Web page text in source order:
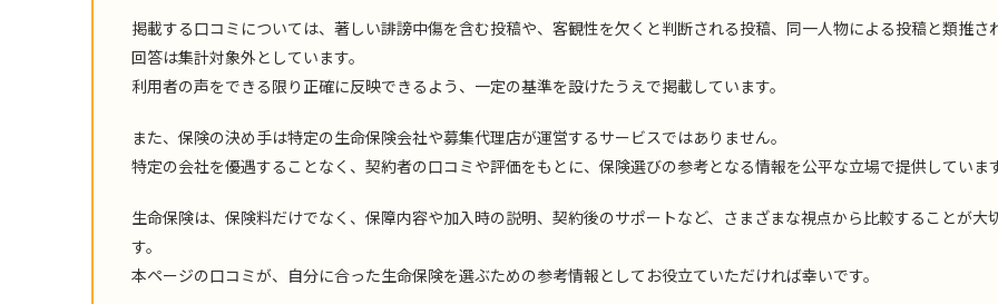
掲載する口コミについては、著しい誹謗中傷を含む投稿や、客観性を欠くと判断される投稿、同一人物による投稿と類推さ
回答は集計対象外としています。
利用者の声をできる限り正確に反映できるよう、一定の基準を設けたうえで掲載しています。
また、保険の決め手は特定の生命保険会社や募集代理店が運営するサービスではありません。
特定の会社を優遇することなく、契約者の口コミや評価をもとに、保険選びの参考となる情報を公平な立場で提供していま
生命保険は、保険料だけでなく、保障内容や加入時の説明、契約後のサポートなど、さまざまな視点から比較することが大
す。
本ページの口コミが、自分に合った生命保険を選ぶための参考情報としてお役立ていただければ幸いです。